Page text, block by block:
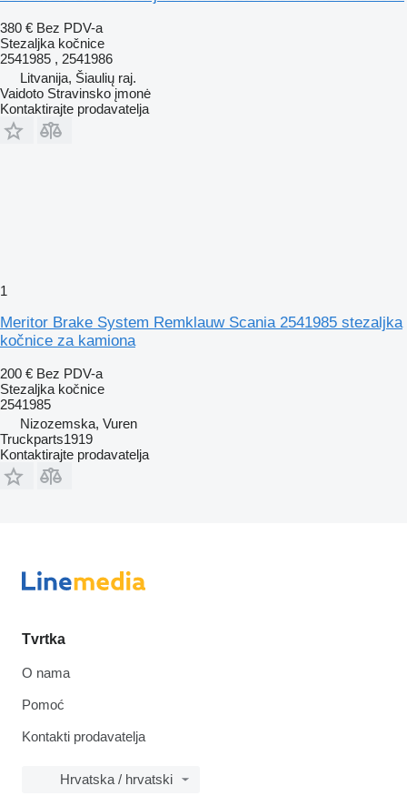
380 € Bez PDV-a
Stezaljkа kočnice
2541985 , 2541986
Litvanija, Šiaulių raj.
Vaidoto Stravinsko įmonė
Kontaktirajte prodavatelja
1
Meritor Brake System Remklauw Scania 2541985 stezaljka
kočnice za kamiona
200 € Bez PDV-a
Stezaljkа kočnice
2541985
Nizozemska, Vuren
Truckparts1919
Kontaktirajte prodavatelja
Tvrtka
O nama
Pomoć
Kontakti prodavatelja
Hrvatska / hrvatski